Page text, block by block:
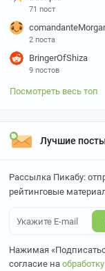
71 пост
2 поста
BringerOfShiza
9 постов
Посмотреть весь топ
Лучшие
Рассылка Пикабу:
рейтинговые
Нажимая
согласие на